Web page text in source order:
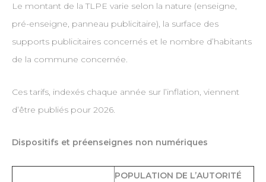
Le montant de la TLPE varie selon la nature (enseigne,
pré-enseigne, panneau publicitaire), la surface des
supports publicitaires concernés et le nombre d’habitants
de la commune concernée.
Ces tarifs, indexés chaque année sur l’inflation, viennent
d’être publiés pour 2026.
Dispositifs et préenseignes non numériques
POPULATION DE L’AUTORITÉ